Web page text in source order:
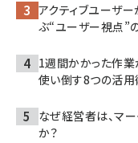
アクティブユーザ
ぶ“ユーザー視点”
1週間かかった作
使い倒す8つの活用
なぜ経営者は、マ
か？